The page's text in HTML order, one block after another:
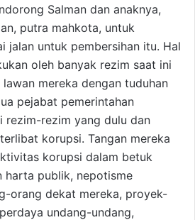
Salman dan anaknya,
putra mahkota, untuk
jalan untuk pembersihan itu. Hal
oleh banyak rezim saat ini
mereka dengan tuduhan
pejabat pemerintahan
rezim-rezim yang dulu dan
korupsi. Tangan mereka
korupsi dalam betuk
harta publik, nepotisme
orang dekat mereka, proyek-
undang-undang,